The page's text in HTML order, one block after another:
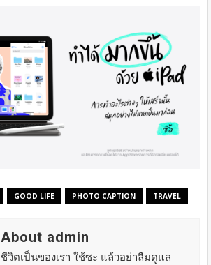
GOOD LIFE PHOTO CAPTION TRAVEL
About admin
ชีวิตเป็นของเรา ใช้ซะ แล้วอย่าลืมดูแล